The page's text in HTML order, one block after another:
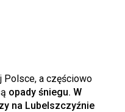
Polsce, a częściowo
opady śniegu. W
na Lubelszczyźnie